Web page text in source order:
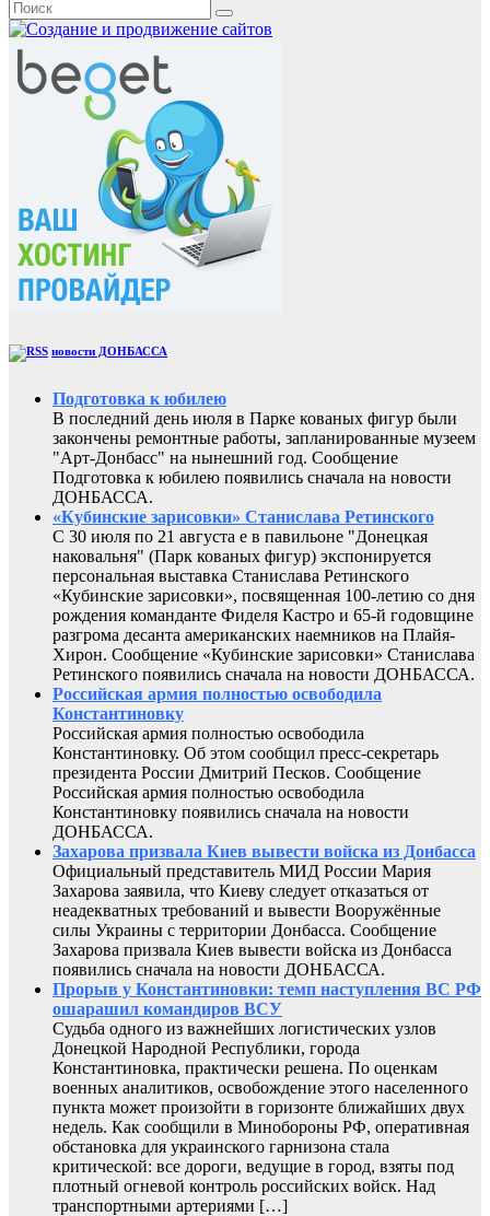
новости ДОНБАССА
Подготовка к юбилею
В последний день июля в Парке кованых фигур были
закончены ремонтные работы, запланированные музеем
"Арт-Донбасс" на нынешний год. Сообщение
Подготовка к юбилею появились сначала на новости
ДОНБАССА.
«Кубинские зарисовки» Станислава Ретинского
С 30 июля по 21 августа е в павильоне "Донецкая
наковальня" (Парк кованых фигур) экспонируется
персональная выставка Станислава Ретинского
«Кубинские зарисовки», посвященная 100-летию со дня
рождения команданте Фиделя Кастро и 65-й годовщине
разгрома десанта американских наемников на Плайя-
Хирон. Сообщение «Кубинские зарисовки» Станислава
Ретинского появились сначала на новости ДОНБАССА.
Российская армия полностью освободила
Константиновку
Российская армия полностью освободила
Константиновку. Об этом сообщил пресс-секретарь
президента России Дмитрий Песков. Сообщение
Российская армия полностью освободила
Константиновку появились сначала на новости
ДОНБАССА.
Захарова призвала Киев вывести войска из Донбасса
Официальный представитель МИД России Мария
Захарова заявила, что Киеву следует отказаться от
неадекватных требований и вывести Вооружённые
силы Украины с территории Донбасса. Сообщение
Захарова призвала Киев вывести войска из Донбасса
появились сначала на новости ДОНБАССА.
Прорыв у Константиновки: темп наступления ВС РФ
ошарашил командиров ВСУ
Судьба одного из важнейших логистических узлов
Донецкой Народной Республики, города
Константиновка, практически решена. По оценкам
военных аналитиков, освобождение этого населенного
пункта может произойти в горизонте ближайших двух
недель. Как сообщили в Минобороны РФ, оперативная
обстановка для украинского гарнизона стала
критической: все дороги, ведущие в город, взяты под
плотный огневой контроль российских войск. Над
транспортными артериями […]